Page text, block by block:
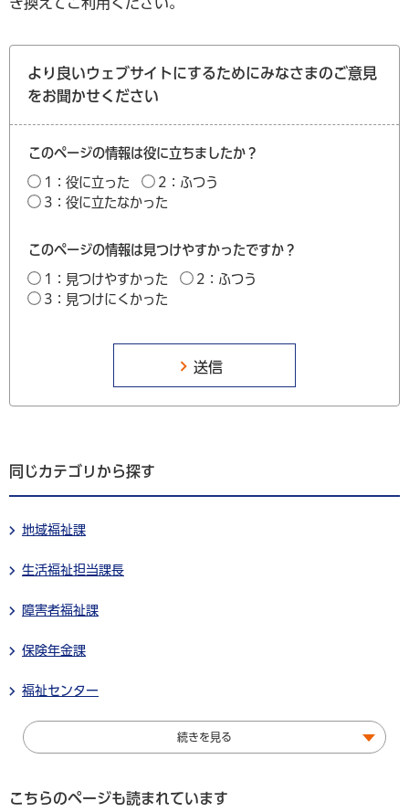
き換えてご利用ください。
より良いウェブサイトにするためにみなさまのご意見
をお聞かせください
このページの情報は役に立ちましたか？
1：役に立った
2：ふつう
3：役に立たなかった
このページの情報は見つけやすかったですか？
1：見つけやすかった
2：ふつう
3：見つけにくかった
同じカテゴリから探す
地域福祉課
生活福祉担当課長
障害者福祉課
保険年金課
福祉センター
続きを見る
こちらのページも読まれています